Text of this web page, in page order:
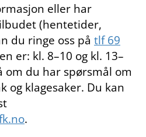
eller har
(hentetider,
du ringe oss på tlf 69
er: kl. 8–10 og kl. 13–
om du har spørsmål om
og klagesaker. Du kan
.